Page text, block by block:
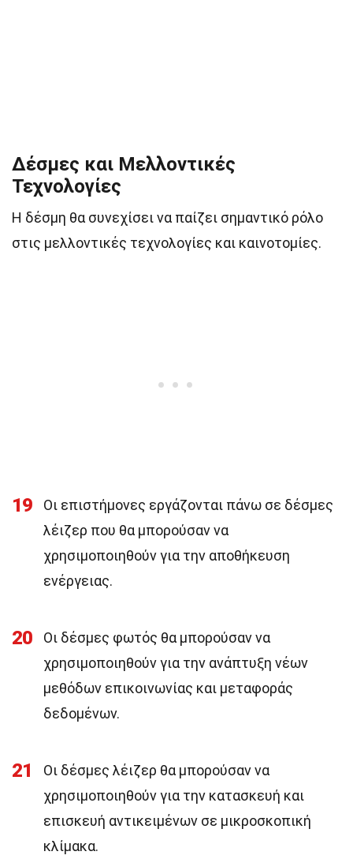
Δέσμες και Μελλοντικές
Τεχνολογίες
Η δέσμη θα συνεχίσει να παίζει σημαντικό ρόλο
στις μελλοντικές τεχνολογίες και καινοτομίες.
19
Οι επιστήμονες εργάζονται πάνω σε δέσμες
λέιζερ που θα μπορούσαν να
χρησιμοποιηθούν για την αποθήκευση
ενέργειας.
20
Οι δέσμες φωτός θα μπορούσαν να
χρησιμοποιηθούν για την ανάπτυξη νέων
μεθόδων επικοινωνίας και μεταφοράς
δεδομένων.
21
Οι δέσμες λέιζερ θα μπορούσαν να
χρησιμοποιηθούν για την κατασκευή και
επισκευή αντικειμένων σε μικροσκοπική
κλίμακα.